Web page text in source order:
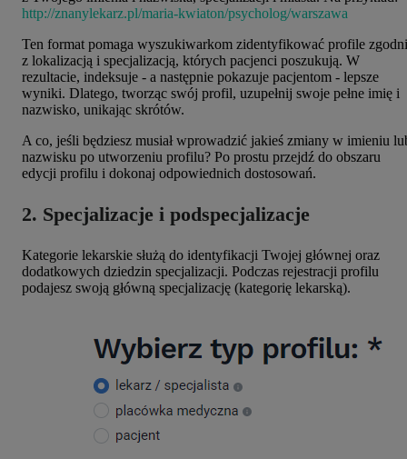
http://znanylekarz.pl/maria-kwiaton/psycholog/warszawa
Ten format pomaga wyszukiwarkom zidentyfikować profile
z lokalizacją i specjalizacją, których pacjenci poszukują. W
rezultacie, indeksuje - a następnie pokazuje pacjentom - lepsze
wyniki. Dlatego, tworząc swój profil, uzupełnij swoje pełne imię i
nazwisko, unikając skrótów.
A co, jeśli będziesz musiał wprowadzić jakieś zmiany w imieniu
nazwisku po utworzeniu profilu? Po prostu przejdź do obszaru
edycji profilu i dokonaj odpowiednich dostosowań.
2. Specjalizacje i podspecjalizacje
Kategorie lekarskie służą do identyfikacji Twojej głównej oraz
dodatkowych dziedzin specjalizacji. Podczas rejestracji profilu
podajesz swoją główną specjalizację (kategorię lekarską).